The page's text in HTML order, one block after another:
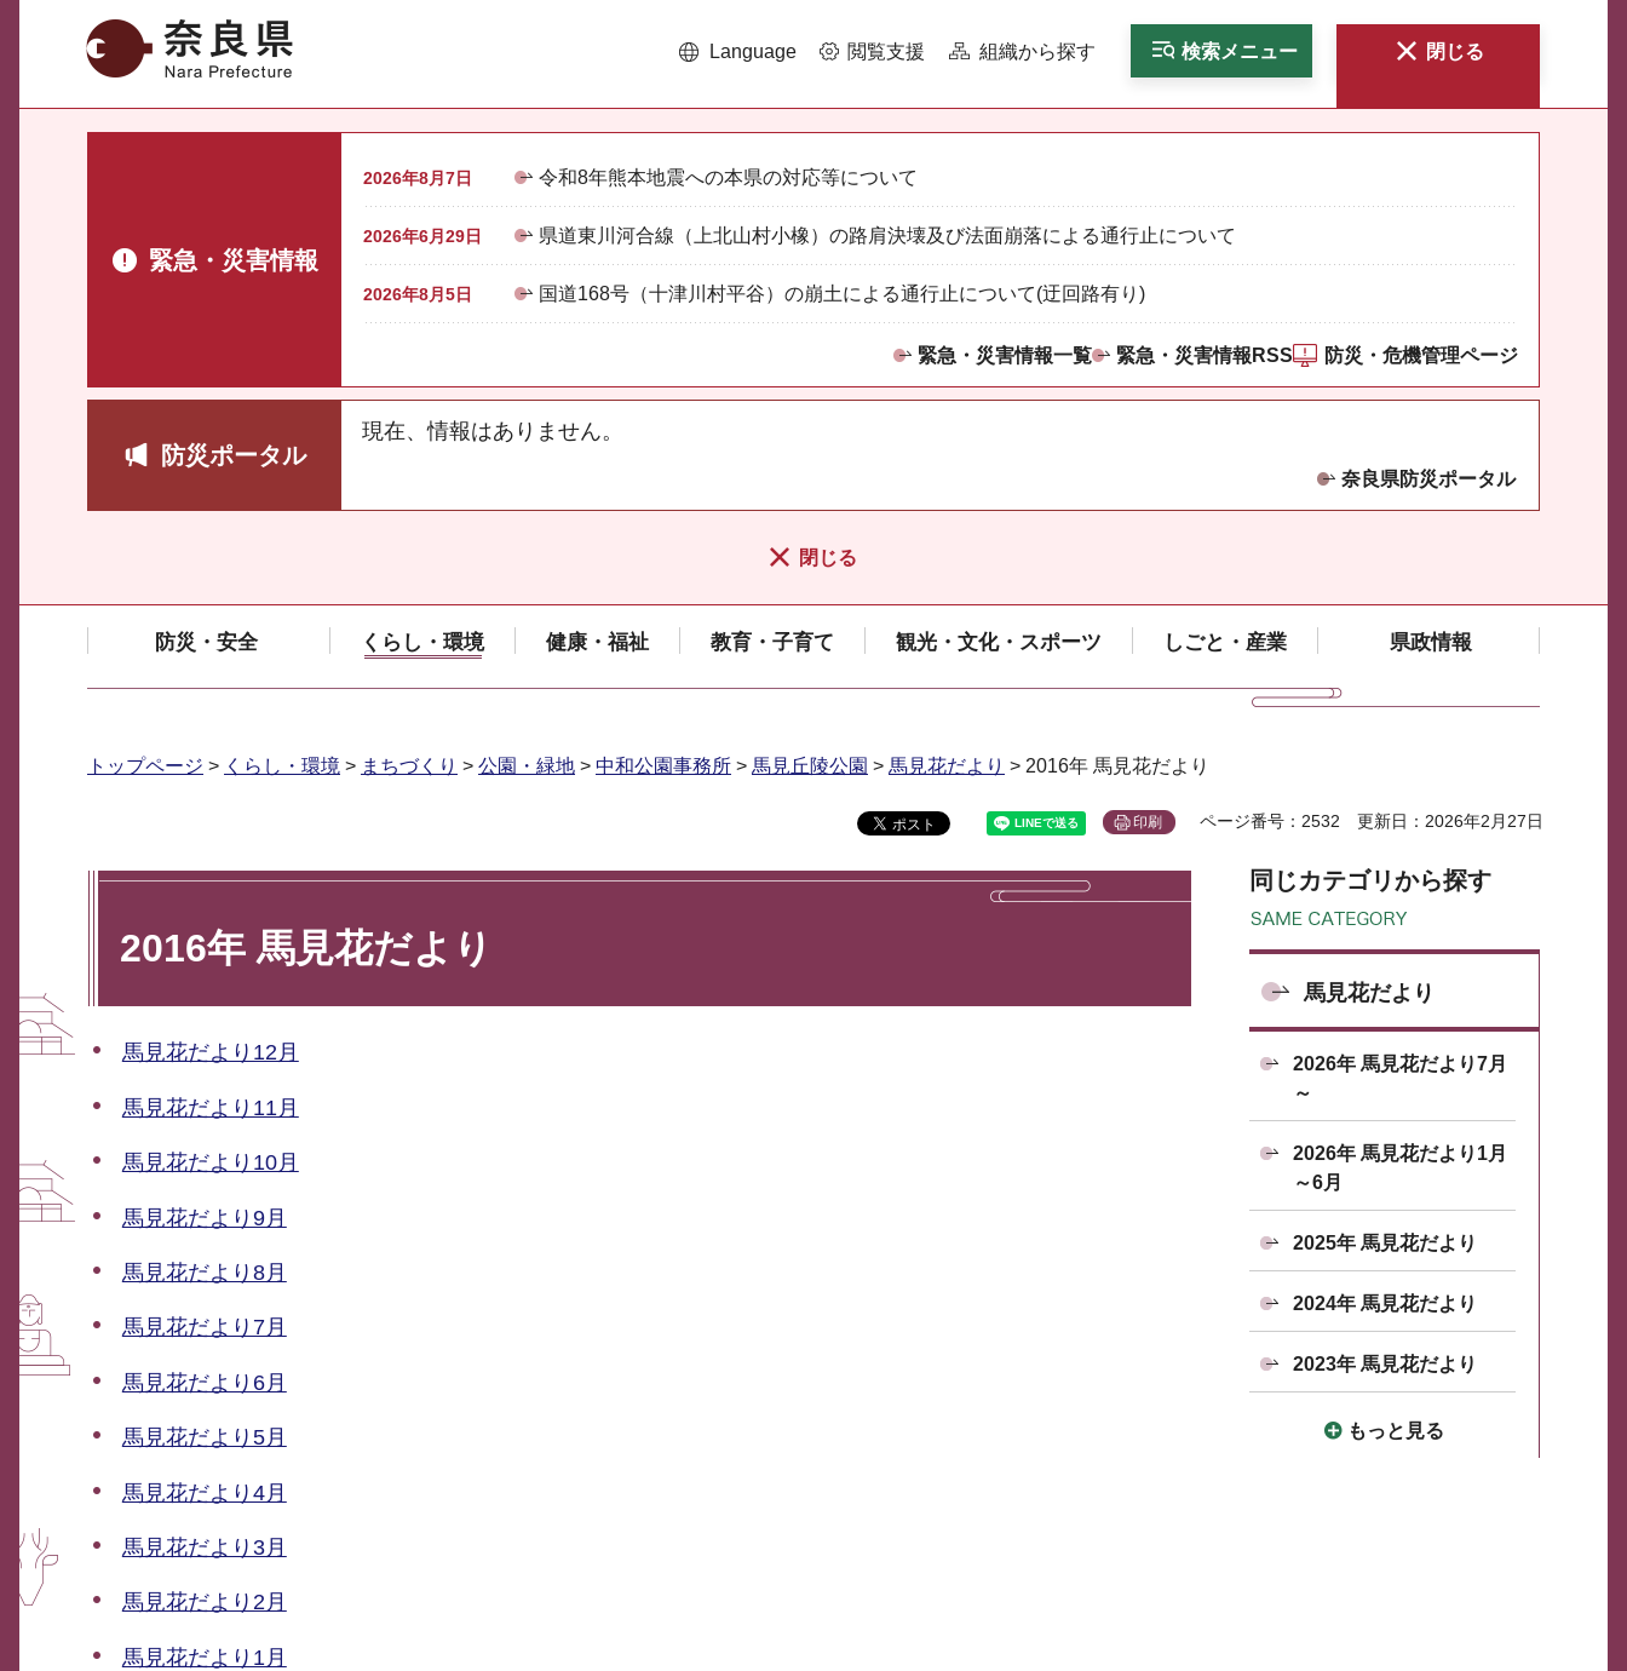
奈良県 Language 閲覧支援 組織から探す 検索メニュー 閉じる
緊急・災害情報
2026年8月7日 令和8年熊本地震への本県の対応等について
2026年6月29日 県道東川河合線（上北山村小橡）の路肩決壊及び法面崩落による通行止について
2026年8月5日 国道168号（十津川村平谷）の崩土による通行止について(迂回路有り)
緊急・災害情報一覧 緊急・災害情報RSS 防災・危機管理ページ
防災ポータル
現在、情報はありません。
奈良県防災ポータル
閉じる
防災・安全 くらし・環境 健康・福祉 教育・子育て 観光・文化・スポーツ しごと・産業 県政情報
トップページ > くらし・環境 > まちづくり > 公園・緑地 > 中和公園事務所 > 馬見丘陵公園 > 馬見花だより > 2016年 馬見花だより
印刷 ページ番号：2532 更新日：2026年2月27日
2016年 馬見花だより
馬見花だより12月
馬見花だより11月
馬見花だより10月
馬見花だより9月
馬見花だより8月
馬見花だより7月
馬見花だより6月
馬見花だより5月
馬見花だより4月
馬見花だより3月
馬見花だより2月
馬見花だより1月
同じカテゴリから探す
馬見花だより
2026年 馬見花だより7月
～
2026年 馬見花だより1月
～6月
2025年 馬見花だより
2024年 馬見花だより
2023年 馬見花だより
もっと見る